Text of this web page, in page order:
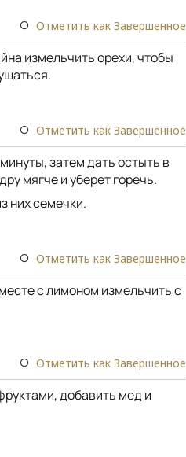
Отметить как Завершенное
измельчить орехи, чтобы
Отметить как Завершенное
затем дать остыть в
мягче и уберет горечь.
них семечки.
Отметить как Завершенное
с лимоном измельчить с
Отметить как Завершенное
добавить мед и